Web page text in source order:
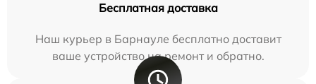
Бесплатная доставка
Наш курьер в Барнауле бесплатно доставит
ваше устройство на ремонт и обратно.